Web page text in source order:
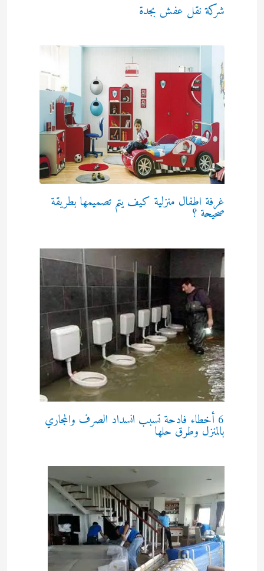
شركة نقل عفش بجدة
غرفة اطفال منزلية كيف يتم تصميمها بطريقة
صحيحة ؟
6 أخطاء فادحة تسبب انسداد الصرف والمجاري
بالمنزل وطرق حلها